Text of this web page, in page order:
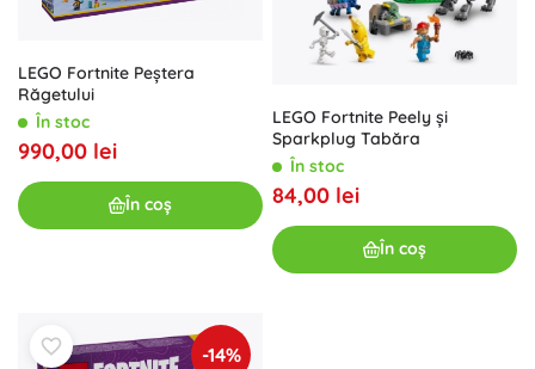
LEGO Fortnite Peștera
Răgetului
În stoc
990,00 lei
În coș
LEGO Fortnite Peely și
Sparkplug Tabăra
În stoc
84,00 lei
În coș
-14%